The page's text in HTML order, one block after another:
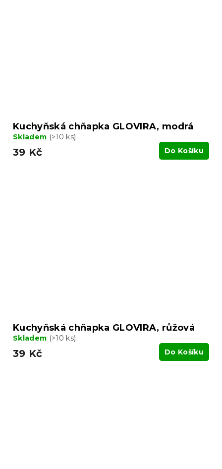
Kuchyňská chňapka GLOVIRA, modrá
Skladem (>10 ks)
39 Kč Do Košíku
Kuchyňská chňapka GLOVIRA, růžová
Skladem (>10 ks)
39 Kč Do Košíku